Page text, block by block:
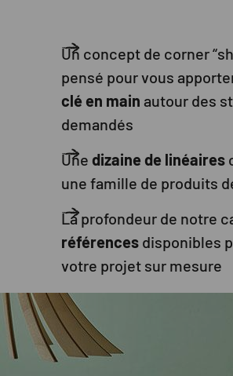
Un concept de corner
pensé pour vous
clé en main autour des
demandés
Une dizaine de linéaires
une famille de produits
La profondeur de notre
références disponibles
votre projet sur mesure